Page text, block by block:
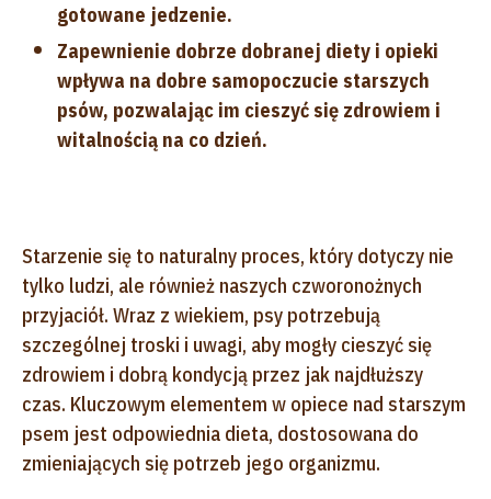
gotowane jedzenie.
Zapewnienie dobrze dobranej diety i opieki
wpływa na dobre samopoczucie starszych
psów, pozwalając im cieszyć się zdrowiem i
witalnością na co dzień.
Starzenie się to naturalny proces, który dotyczy nie
tylko ludzi, ale również naszych czworonożnych
przyjaciół. Wraz z wiekiem, psy potrzebują
szczególnej troski i uwagi, aby mogły cieszyć się
zdrowiem i dobrą kondycją przez jak najdłuższy
czas. Kluczowym elementem w opiece nad starszym
psem jest odpowiednia dieta, dostosowana do
zmieniających się potrzeb jego organizmu.